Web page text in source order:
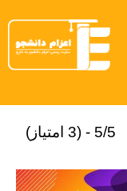
5/5 - (3 امتیاز)